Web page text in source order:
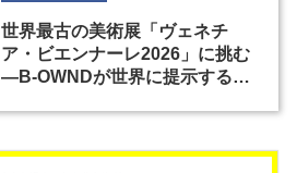
世界最古の美術展「ヴェネチ
ア・ビエンナーレ2026」に挑む
―B-OWNDが世界に提示する美